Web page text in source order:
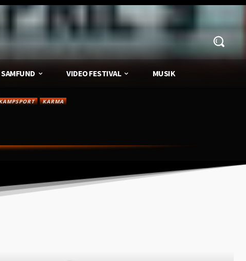
SAMFUND VIDEO FESTIVAL MUSIK
KARMA